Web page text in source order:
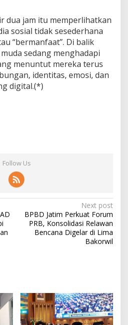
dua jam itu memperlihatkan
sosial tidak sesederhana
“bermanfaat”. Di balik
sedang menghadapi
menuntut mereka terus
identitas, emosi, dan
digital.(*)
Follow Us
Next post
BPBD Jatim Perkuat Forum
PRB, Konsolidasi Relawan
Bencana Digelar di Lima
Bakorwil